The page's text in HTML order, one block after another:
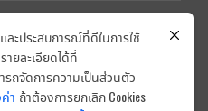
สัมพันธ์
4139 -54
ะประสบการณ์ที่ดีในการใช้
ยละเอียดได้ที่
รถจัดการความเป็นส่วนตัว
า ถ้าต้องการยกเลิก Cookies